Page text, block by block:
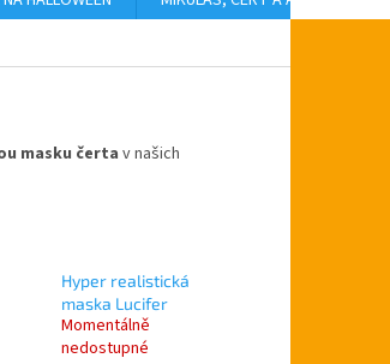
masku čerta v našich
Hyper realistická
maska Lucifer
Momentálně
nedostupné